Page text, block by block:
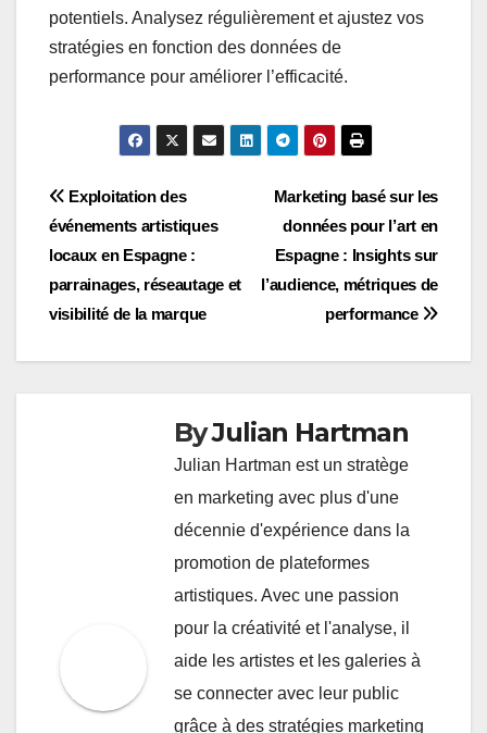
potentiels. Analysez régulièrement et ajustez vos
stratégies en fonction des données de
performance pour améliorer l’efficacité.
Post
navigation
Marketing basé sur les
données pour l’art en
Espagne : Insights sur
l’audience, métriques de
performance
Exploitation des
événements artistiques
locaux en Espagne :
parrainages, réseautage et
visibilité de la marque
ByJulian Hartman
Julian Hartman est un stratège
en marketing avec plus d'une
décennie d'expérience dans la
promotion de plateformes
artistiques. Avec une passion
pour la créativité et l'analyse, il
aide les artistes et les galeries à
se connecter avec leur public
grâce à des stratégies marketing